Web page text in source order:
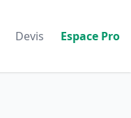
Devis Espace Pro